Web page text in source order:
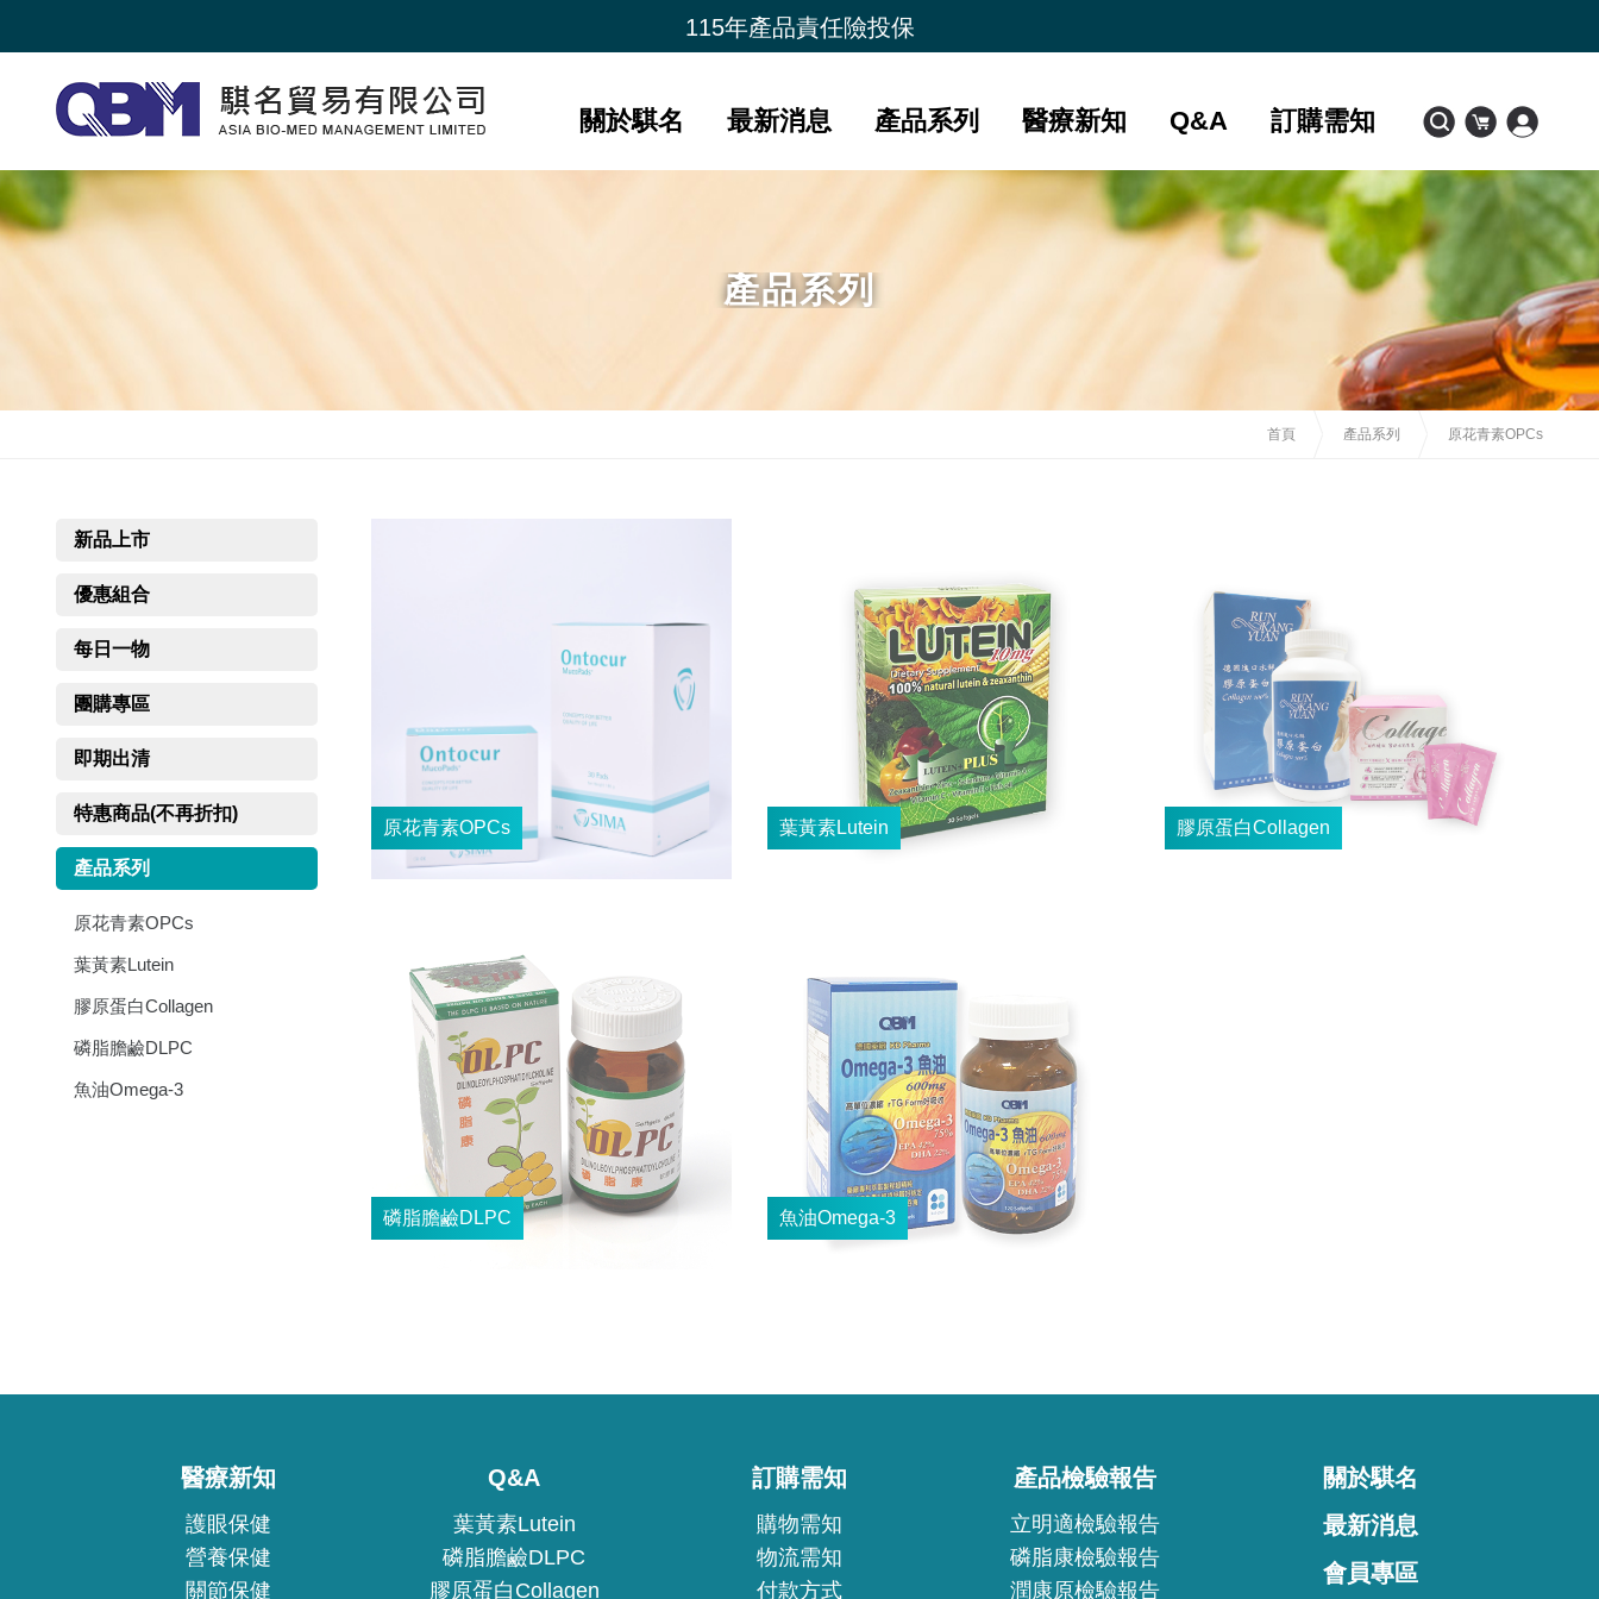
115年產品責任險投保
新品上市- 潤康原 水光膠原蛋白
訂購需知
Q&A
醫療新知
產品系列
最新消息
關於騏名
產品系列
首頁 產品系列 原花青素OPCs
新品上市
優惠組合
每日一物
團購專區
即期出清
特惠商品(不再折扣)
產品系列
原花青素OPCs
葉黃素Lutein
膠原蛋白Collagen
磷脂膽鹼DLPC
魚油Omega-3
醫療新知
護眼保健
營養保健
關節保健
Q&A
葉黃素Lutein
磷脂膽鹼DLPC
膠原蛋白Collagen
訂購需知
購物需知
物流需知
付款方式
產品檢驗報告
立明適檢驗報告
磷脂康檢驗報告
潤康原檢驗報告
關於騏名
最新消息
會員專區